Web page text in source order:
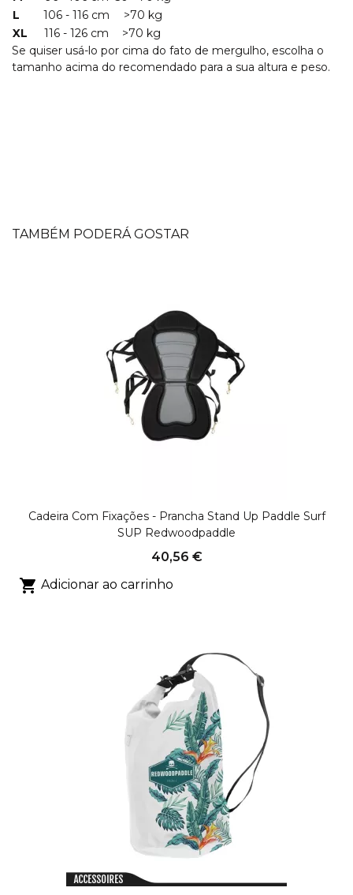
L
106 - 116 cm
>70 kg
XL
116 - 126 cm
>70 kg
Se quiser usá-lo por cima do fato de mergulho, escolha o
tamanho acima do recomendado para a sua altura e peso.
TAMBÉM PODERÁ GOSTAR
Cadeira Com Fixações - Prancha Stand Up Paddle Surf
SUP Redwoodpaddle
40,56 €
 Adicionar ao carrinho